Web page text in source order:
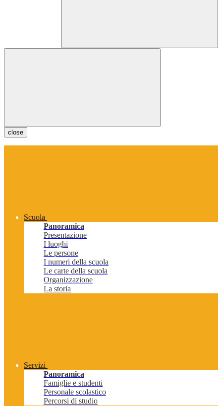
close
Scuola
Panoramica
Presentazione
I luoghi
Le persone
I numeri della scuola
Le carte della scuola
Organizzazione
La storia
Servizi
Panoramica
Famiglie e studenti
Personale scolastico
Percorsi di studio